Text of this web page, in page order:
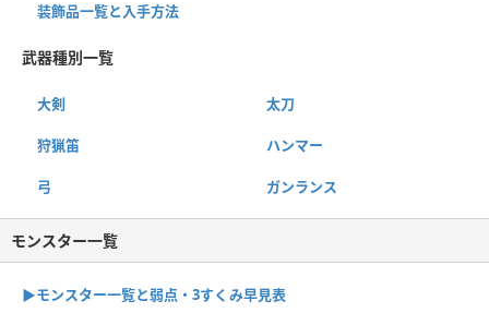
装飾品一覧と入手方法
武器種別一覧
大剣 太刀
狩猟笛 ハンマー
弓 ガンランス
モンスター一覧
▶︎モンスター一覧と弱点・3すくみ早見表